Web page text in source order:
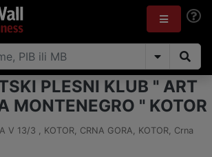
PLESNI KLUB " ART
MONTENEGRO " KOTOR
V 13/3 , KOTOR, CRNA GORA, KOTOR, Crna